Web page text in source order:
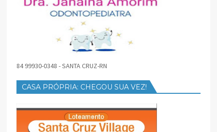
84 99930-0348 - SANTA CRUZ-RN
CASA PRÓPRIA: CHEGOU SUA VEZ!